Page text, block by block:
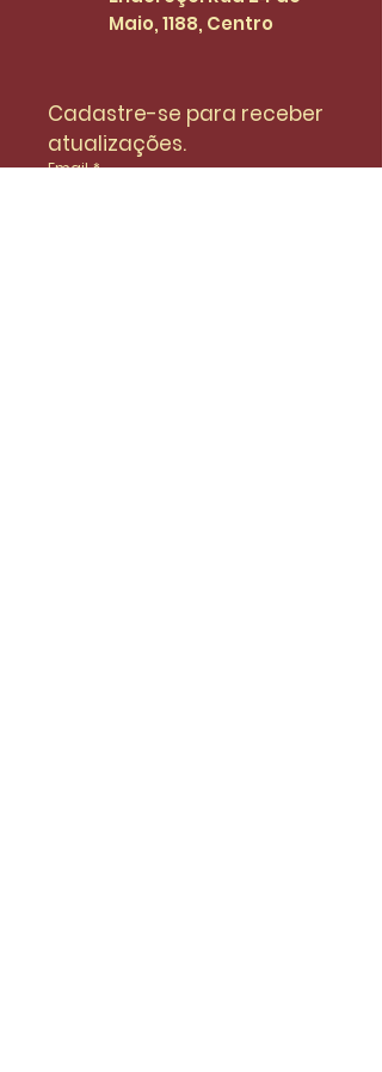
Maio, 1188, Centro
Cadastre-se para receber
atualizações.
Email *